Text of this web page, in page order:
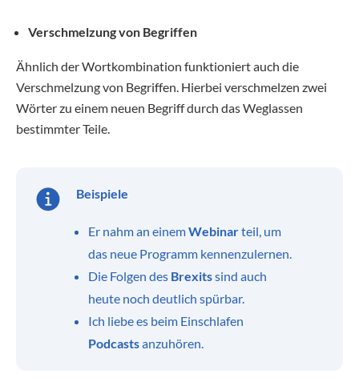
Verschmelzung von Begriffen
Ähnlich der Wortkombination funktioniert auch die
Verschmelzung von Begriffen. Hierbei verschmelzen zwei
Wörter zu einem neuen Begriff durch das Weglassen
bestimmter Teile.
Beispiele
Er nahm an einemWebinarteil, um
das neue Programm kennenzulernen.
Die Folgen des Brexitssind auch
heute noch deutlich spürbar.
Ich liebe es beim Einschlafen
Podcastsanzuhören.